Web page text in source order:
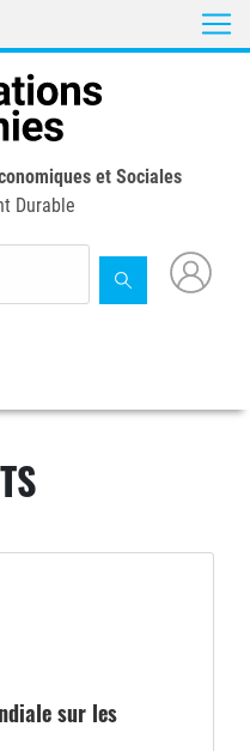
et Sociales
Durable
sur les